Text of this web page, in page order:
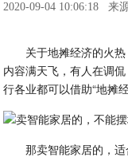
2020-09-04 10:06:18 来
关于地摊经济的火
内容满天飞，有人在调
行各业都可以借助“地摊
那卖智能家居的，